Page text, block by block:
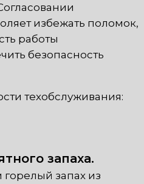
избежать поломок,
работы
безопасность
техобслуживания:
запаха.
запах из